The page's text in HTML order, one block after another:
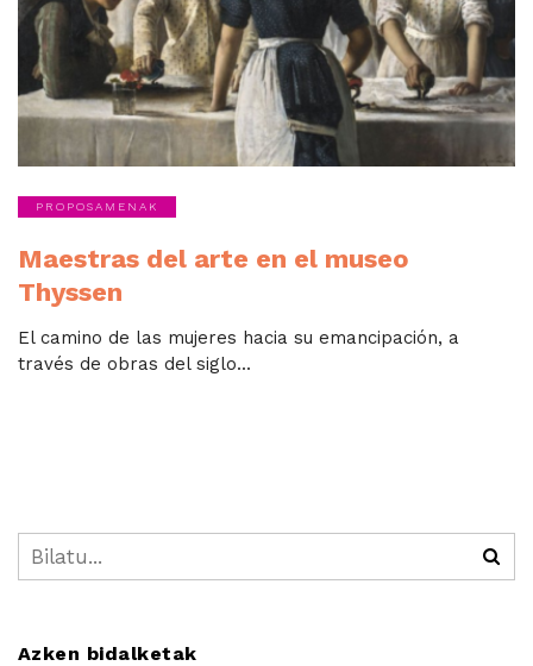
PROPOSAMENAK
Maestras del arte en el museo
Thyssen
El camino de las mujeres hacia su emancipación, a
través de obras del siglo...
Azken bidalketak